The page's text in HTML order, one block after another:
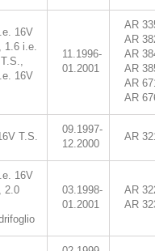
16V
1.6 i.e.
16V
11.1996-
01.2001
AR
AR
AR
AR
AR
AR
T.S.
09.1997-
12.2000
AR
16V
2.0
03.1998-
01.2001
AR
AR